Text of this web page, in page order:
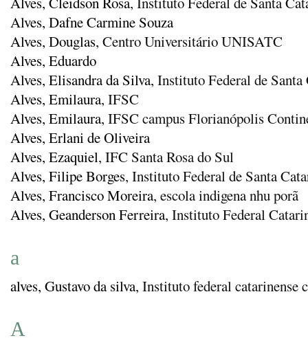
Alves, Dafne Carmine Souza
Alves, Douglas, Centro Universitário UNISATC
Alves, Eduardo
Alves, Elisandra da Silva, Instituto Federal de Santa
Alves, Emilaura, IFSC
Alves, Emilaura, IFSC campus Florianópolis
Alves, Erlani de Oliveira
Alves, Ezaquiel, IFC Santa Rosa do Sul
Alves, Filipe Borges, Instituto Federal de Santa
Alves, Francisco Moreira, escola indigena nhu porã
Alves, Geanderson Ferreira, Instituto Federal
a
alves, Gustavo da silva, Instituto federal catarinense
A